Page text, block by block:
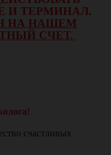
И ТЕРМИНАЛ.
НА НАШЕМ
СЧЕТ.
счастливых